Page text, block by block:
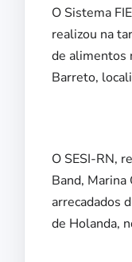
O Sistema
realizou na
de alimentos
Barreto,
O SESI-RN,
Band,
arrecadados
de Holanda,